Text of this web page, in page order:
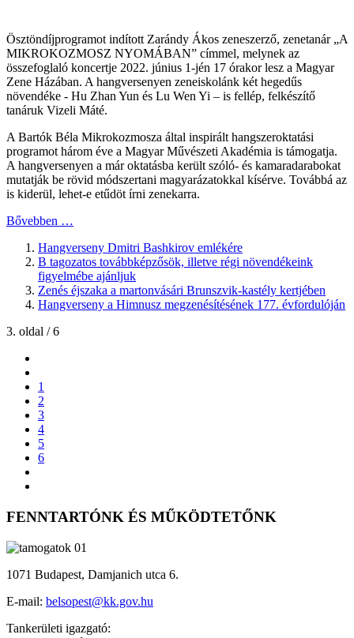
Ösztöndíjprogramot indított Zarándy Ákos zeneszerző, zenetanár „A
MIKROKOZMOSZ NYOMÁBAN” címmel, melynek az
összefoglaló koncertje 2022. június 1-jén 17 órakor lesz a Magyar
Zene Házában. A hangversenyen zeneiskolánk két hegedűs
növendéke - Hu Zhan Yun és Lu Wen Yi – is fellép, felkészítő
tanáruk Vizeli Máté.
A Bartók Béla Mikrokozmosza által inspirált hangszeroktatási
programot három éve a Magyar Művészeti Akadémia is támogatja.
A hangversenyen a már oktatásba került szóló- és kamaradarabokat
mutatják be rövid módszertani magyarázatokkal kísérve. Továbbá az
is kiderül, lehet-e etűdöt írni zenekarra.
Bővebben …
Hangverseny Dmitri Bashkirov emlékére
B tagozatos továbbképzősök, illetve régi növendékeink
figyelmébe ajánljuk
Zenés éjszaka a martonvásári Brunszvik-kastély kertjében
Hangverseny a Himnusz megzenésítésének 177. évfordulóján
3. oldal / 6
1
2
3
4
5
6
FENNTARTÓNK ÉS MŰKÖDTETŐNK
1071 Budapest, Damjanich utca 6.
E-mail: belsopest@kk.gov.hu
Tankerületi igazgató: